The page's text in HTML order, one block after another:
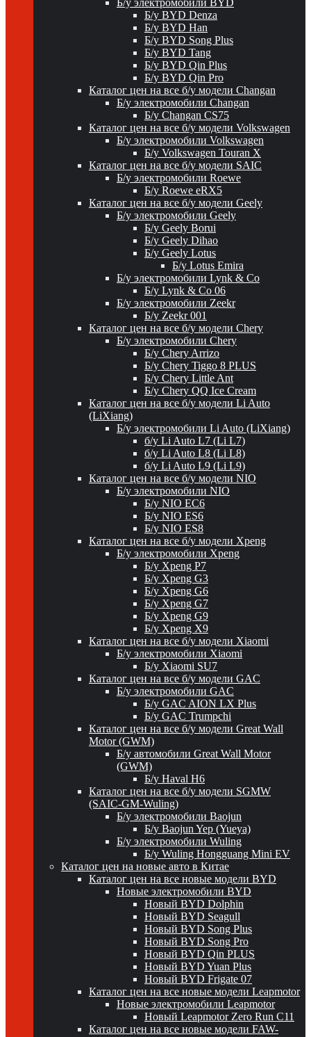
Б/у электромобили BYD
Б/у BYD Denza
Б/у BYD Han
Б/у BYD Song Plus
Б/у BYD Tang
Б/у BYD Qin Plus
Б/у BYD Qin Pro
Каталог цен на все б/у модели Changan
Б/у электромобили Changan
Б/у Changan CS75
Каталог цен на все б/у модели Volkswagen
Б/у электромобили Volkswagen
Б/у Volkswagen Touran X
Каталог цен на все б/у модели SAIC
Б/у электромобили Roewe
Б/у Roewe eRX5
Каталог цен на все б/у модели Geely
Б/у электромобили Geely
Б/у Geely Borui
Б/у Geely Dihao
Б/у Geely Lotus
Б/у Lotus Emira
Б/у электромобили Lynk & Co
Б/у Lynk & Co 06
Б/у электромобили Zeekr
Б/у Zeekr 001
Каталог цен на все б/у модели Chery
Б/у электромобили Chery
Б/у Chery Arrizo
Б/у Chery Tiggo 8 PLUS
Б/у Chery Little Ant
Б/у Chery QQ Ice Cream
Каталог цен на все б/у модели Li Auto
(LiXiang)
Б/у электромобили Li Auto (LiXiang)
б/у Li Auto L7 (Li L7)
б/у Li Auto L8 (Li L8)
б/у Li Auto L9 (Li L9)
Каталог цен на все б/у модели NIO
Б/у электромобили NIO
Б/у NIO EC6
Б/у NIO ES6
Б/у NIO ES8
Каталог цен на все б/у модели Xpeng
Б/у электромобили Xpeng
Б/у Xpeng P7
Б/у Xpeng G3
Б/у Xpeng G6
Б/у Xpeng G7
Б/у Xpeng G9
Б/у Xpeng X9
Каталог цен на все б/у модели Xiaomi
Б/у электромобили Xiaomi
Б/у Xiaomi SU7
Каталог цен на все б/у модели GAC
Б/у электромобили GAC
Б/у GAC AION LX Plus
Б/у GAC Trumpchi
Каталог цен на все б/у модели Great Wall
Motor (GWM)
Б/у автомобили Great Wall Motor
(GWM)
Б/у Haval H6
Каталог цен на все б/у модели SGMW
(SAIC-GM-Wuling)
Б/у электромобили Baojun
Б/у Baojun Yep (Yueya)
Б/у электромобили Wuling
Б/у Wuling Hongguang Mini EV
Каталог цен на новые авто в Китае
Каталог цен на все новые модели BYD
Новые электромобили BYD
Новый BYD Dolphin
Новый BYD Seagull
Новый BYD Song Plus
Новый BYD Song Pro
Новый BYD Qin PLUS
Новый BYD Yuan Plus
Новый BYD Frigate 07
Каталог цен на все новые модели Leapmotor
Новые электромобили Leapmotor
Новый Leapmotor Zero Run C11
Каталог цен на все новые модели FAW-